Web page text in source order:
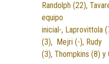
Randolph (22),
equipo
inicial-, Laprovittola
(3), Mejri (-), Rudy
(3), Thompkins (8) y